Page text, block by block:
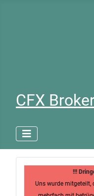
CFX
!!!
Uns wurde mitgeteilt,